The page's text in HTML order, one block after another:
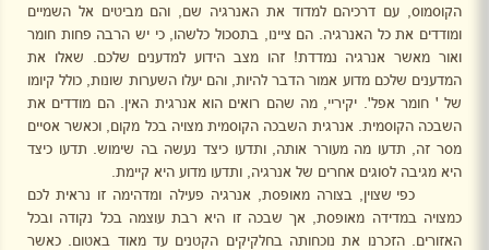
הקוסמוס, עם דרכיהם למדוד את האנרגיה שם, והם מביטים אל השמיים
ומודדים את כל האנרגיה. הם ציינו, בתסכול כלשהו, כי יש הרבה פחות חומר
ואור מאשר אנרגיה נמדדת! זהו מצב הידוע למדענים שלכם. שאלו את
המדענים שלכם מדוע אמור הדבר להיות, והם יעלו השערות שונות, כולל קיומו
של ' חומר אפל'. יקיריי, מה שהם רואים הוא אנרגית האין. הם מודדים את
השבכה הקוסמית. אנרגית השבכה הקוסמית מצויה בכל מקום, וכאשר אסיים
מסר זה, תדעו מה מעורר אותה, ותדעו כיצד נעשה בה שימוש. תדעו כיצד
היא מגיבה לסוגים אחרים של אנרגיה, ותדעו מדוע היא קיימת.
כפי שצוין, בצורה מאופסת, אנרגיה פעילה ומדהימה זו נראית לכם
כמצויה במדידה מאופסת, אך שבכה זו היא רבת עוצמה בכל נקודה ובכל
האזורים. הזכרנו את נוכחותה בחלקיקים הקטנים עד מאוד באטום. כאשר